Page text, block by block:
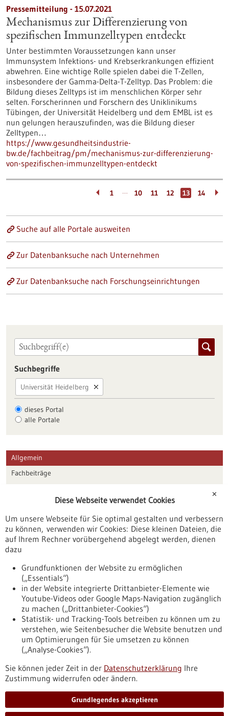
Pressemitteilung - 15.07.2021
Mechanismus zur Differenzierung von
spezifischen Immunzelltypen entdeckt
Unter bestimmten Voraussetzungen kann unser
Immunsystem Infektions- und Krebserkrankungen effizient
abwehren. Eine wichtige Rolle spielen dabei die T-Zellen,
insbesondere der Gamma-Delta-T-Zelltyp. Das Problem: die
Bildung dieses Zelltyps ist im menschlichen Körper sehr
selten. Forscherinnen und Forschern des Uniklinikums
Tübingen, der Universität Heidelberg und dem EMBL ist es
nun gelungen herauszufinden, was die Bildung dieser
Zelltypen…
https://www.gesundheitsindustrie-
bw.de/fachbeitrag/pm/mechanismus-zur-differenzierung-
von-spezifischen-immunzelltypen-entdeckt
1 … 10 11 12 13 14
Suche auf alle Portale ausweiten
Zur Datenbanksuche nach Unternehmen
Zur Datenbanksuche nach Forschungseinrichtungen
Suchbegriffe
Universität Heidelberg
dieses Portal
alle Portale
Allgemein
Fachbeiträge
Veranstaltungen
Erscheinungsdatum
Nach oben
Informiert bleiben
Newsletter abonnieren
✕
Diese Webseite verwendet Cookies
Um unsere Webseite für Sie optimal gestalten und verbessern
zu können, verwenden wir Cookies: Diese kleinen Dateien, die
auf Ihrem Rechner vorübergehend abgelegt werden, dienen
dazu
Grundfunktionen der Website zu ermöglichen
(„Essentials“)
in der Website integrierte Drittanbieter-Elemente wie
Youtube-Videos oder Google Maps-Navigation zugänglich
zu machen („Drittanbieter-Cookies“)
Statistik- und Tracking-Tools betreiben zu können um zu
verstehen, wie Seitenbesucher die Website benutzen und
um Optimierungen für Sie umsetzen zu können
(„Analyse-Cookies“).
Sie können jeder Zeit in der Datenschutzerklärung Ihre
Zustimmung widerrufen oder ändern.
Grundlegendes akzeptieren